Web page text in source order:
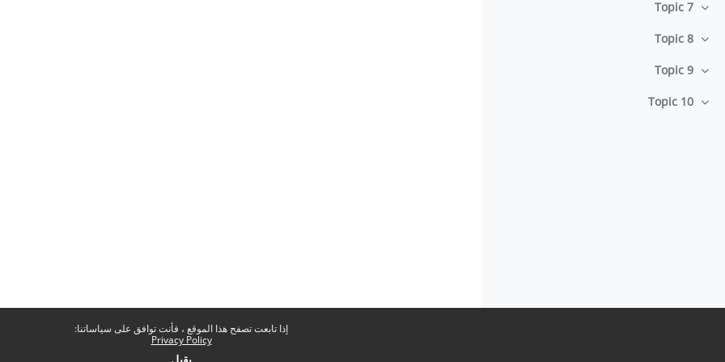
إذا تابعت تصفح هذا الموقع ، فأنت توافق على سياساتنا:
Privacy Policy
طي Topic 7
طيTopic 8
طيTopic 9
طيTopic 10